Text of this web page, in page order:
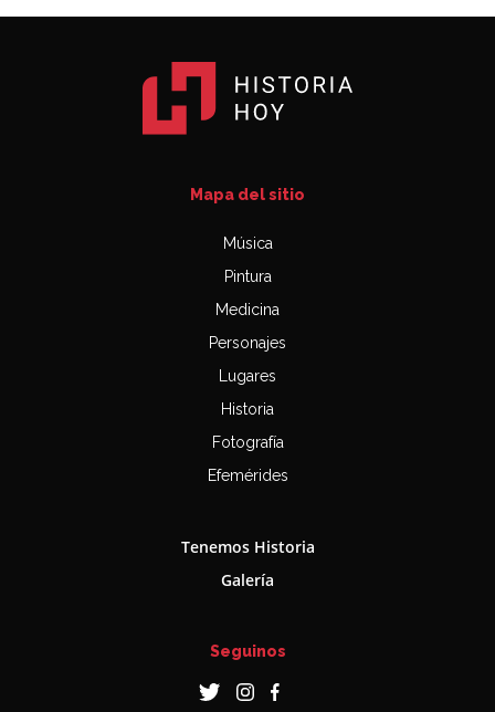
Mapa del sitio
Música
Pintura
Medicina
Personajes
Lugares
Historia
Fotografía
Efemérides
Tenemos Historia
Galería
Seguinos